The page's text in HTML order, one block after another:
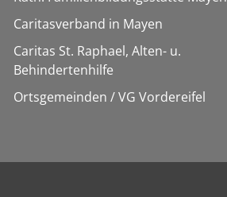
Caritasverband in Mayen
Caritas St. Raphael, Alten- u.
Behindertenhilfe
Ortsgemeinden / VG Vordereifel